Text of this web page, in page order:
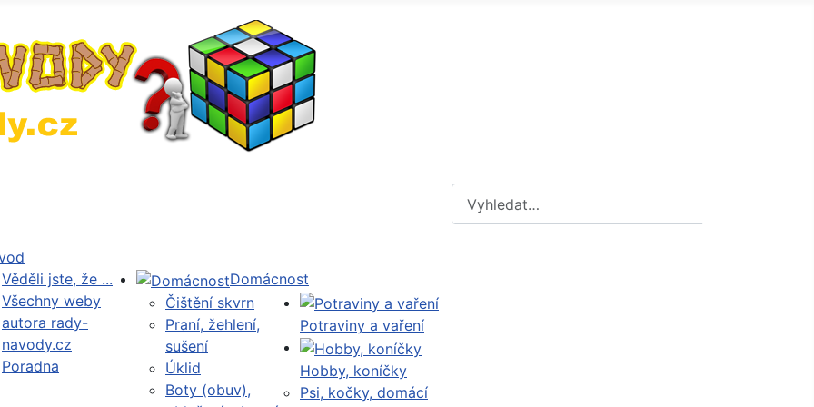
Věděli jste, že ...
Všechny weby
autora rady-
navody.cz
Poradna
Domácnost
Čištění skvrn
Praní, žehlení,
sušení
Úklid
Boty (obuv),
Potraviny a vaření
Hobby, koníčky
Psi, kočky, domácí